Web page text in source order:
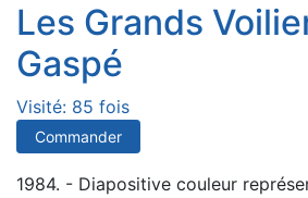
Les Grands
Gaspé
Visité: 85 fois
Commander
1984. - Diapositive couleur